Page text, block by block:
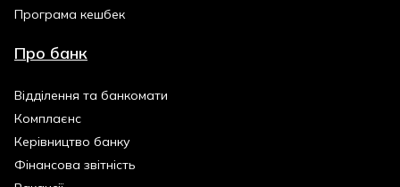
Програма кешбек
Про банк
Відділення та банкомати
Комплаєнс
Керівництво банку
Фінансова звітність